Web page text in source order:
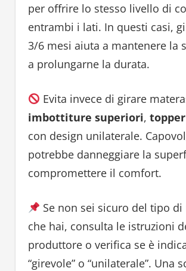
per offrire lo stesso livello di
entrambi i lati. In questi casi,
3/6 mesi aiuta a mantenere la
a prolungarne la durata.
Evita invece di girare
imbottiture superiori,
con design unilaterale.
potrebbe danneggiare la
compromettere il comfort.
Se non sei sicuro del tipo di
che hai, consulta le istruzioni
produttore o verifica se è
“girevole” o “unilaterale”. Una